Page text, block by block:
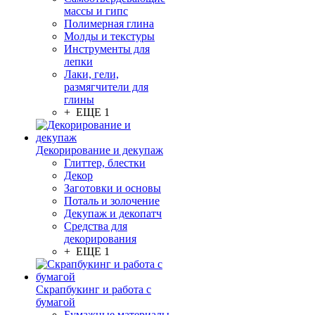
массы и гипс
Полимерная глина
Молды и текстуры
Инструменты для
лепки
Лаки, гели,
размягчители для
глины
+ ЕЩЕ 1
Декорирование и декупаж
Глиттер, блестки
Декор
Заготовки и основы
Поталь и золочение
Декупаж и декопатч
Средства для
декорирования
+ ЕЩЕ 1
Скрапбукинг и работа с
бумагой